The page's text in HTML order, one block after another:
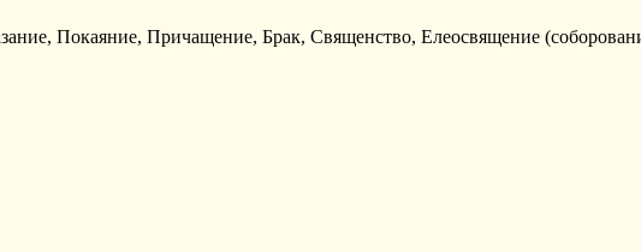
Покаяние, Причащение, Брак, Священство, Елеосвящение